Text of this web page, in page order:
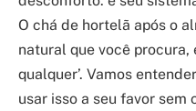
O chá de hortelã após o
natural que você procura,
qualquer’. Vamos
usar isso a seu favor sem